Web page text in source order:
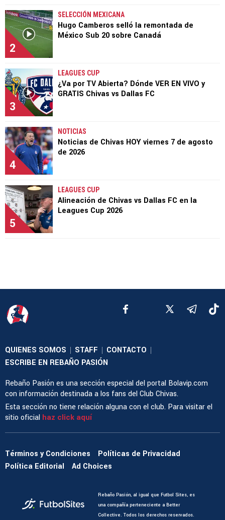
2
SELECCIÓN MEXICANA
Hugo Camberos selló la remontada de
México Sub 20 sobre Canadá
3
LEAGUES CUP
¿Va por TV Abierta? Dónde VER EN VIVO y
GRATIS Chivas vs Dallas FC
4
NOTICIAS
Noticias de Chivas HOY viernes 7 de agosto
de 2026
5
LEAGUES CUP
Alineación de Chivas vs Dallas FC en la
Leagues Cup 2026
QUIENES SOMOS | STAFF | CONTACTO |
ESCRIBE EN REBAÑO PASIÓN
Rebaño Pasión es una sección especial del portal Bolavip.com
con información destinada a los fans del Club Chivas.
Esta sección no tiene relación alguna con el club. Para visitar el
sitio oficial haz click aquí
Términos y Condiciones
Políticas de Privacidad
Política Editorial
Ad Choices
Rebaño Pasión, al igual que Futbol Sites, es
una compañía perteneciente a Better
Collective. Todos los derechos reservados.